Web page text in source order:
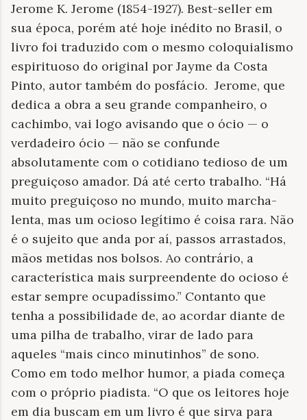
Jerome K. Jerome (1854-1927). Best-seller em
sua época, porém até hoje inédito no Brasil, o
livro foi traduzido com o mesmo coloquialismo
espirituoso do original por Jayme da Costa
Pinto, autor também do posfácio. Jerome, que
dedica a obra a seu grande companheiro, o
cachimbo, vai logo avisando que o ócio — o
verdadeiro ócio — não se confunde
absolutamente com o cotidiano tedioso de um
preguiçoso amador. Dá até certo trabalho. “Há
muito preguiçoso no mundo, muito marcha-
lenta, mas um ocioso legítimo é coisa rara. Não
é o sujeito que anda por aí, passos arrastados,
mãos metidas nos bolsos. Ao contrário, a
característica mais surpreendente do ocioso é
estar sempre ocupadíssimo.” Contanto que
tenha a possibilidade de, ao acordar diante de
uma pilha de trabalho, virar de lado para
aqueles “mais cinco minutinhos” de sono.
Como em todo melhor humor, a piada começa
com o próprio piadista. “O que os leitores hoje
em dia buscam em um livro é que sirva para